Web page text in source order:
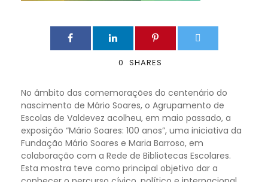
0 SHARES
No âmbito das comemorações do centenário do
nascimento de Mário Soares, o Agrupamento de
Escolas de Valdevez acolheu, em maio passado, a
exposição “Mário Soares: 100 anos”, uma iniciativa da
Fundação Mário Soares e Maria Barroso, em
colaboração com a Rede de Bibliotecas Escolares.
Esta mostra teve como principal objetivo dar a